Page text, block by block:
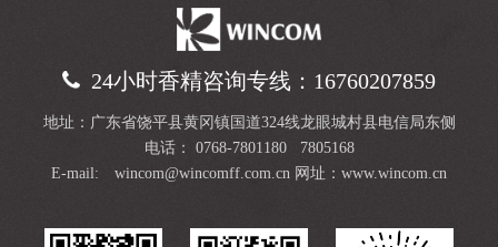
24小时香精咨询专线：16760207859
地址：广东省饶平县黄冈镇国道324线龙眼城村县电信局东侧
电话： 0768-7801180 7805168
E-mail: wincom@wincomff.com.cn 网址：www.wincom.cn